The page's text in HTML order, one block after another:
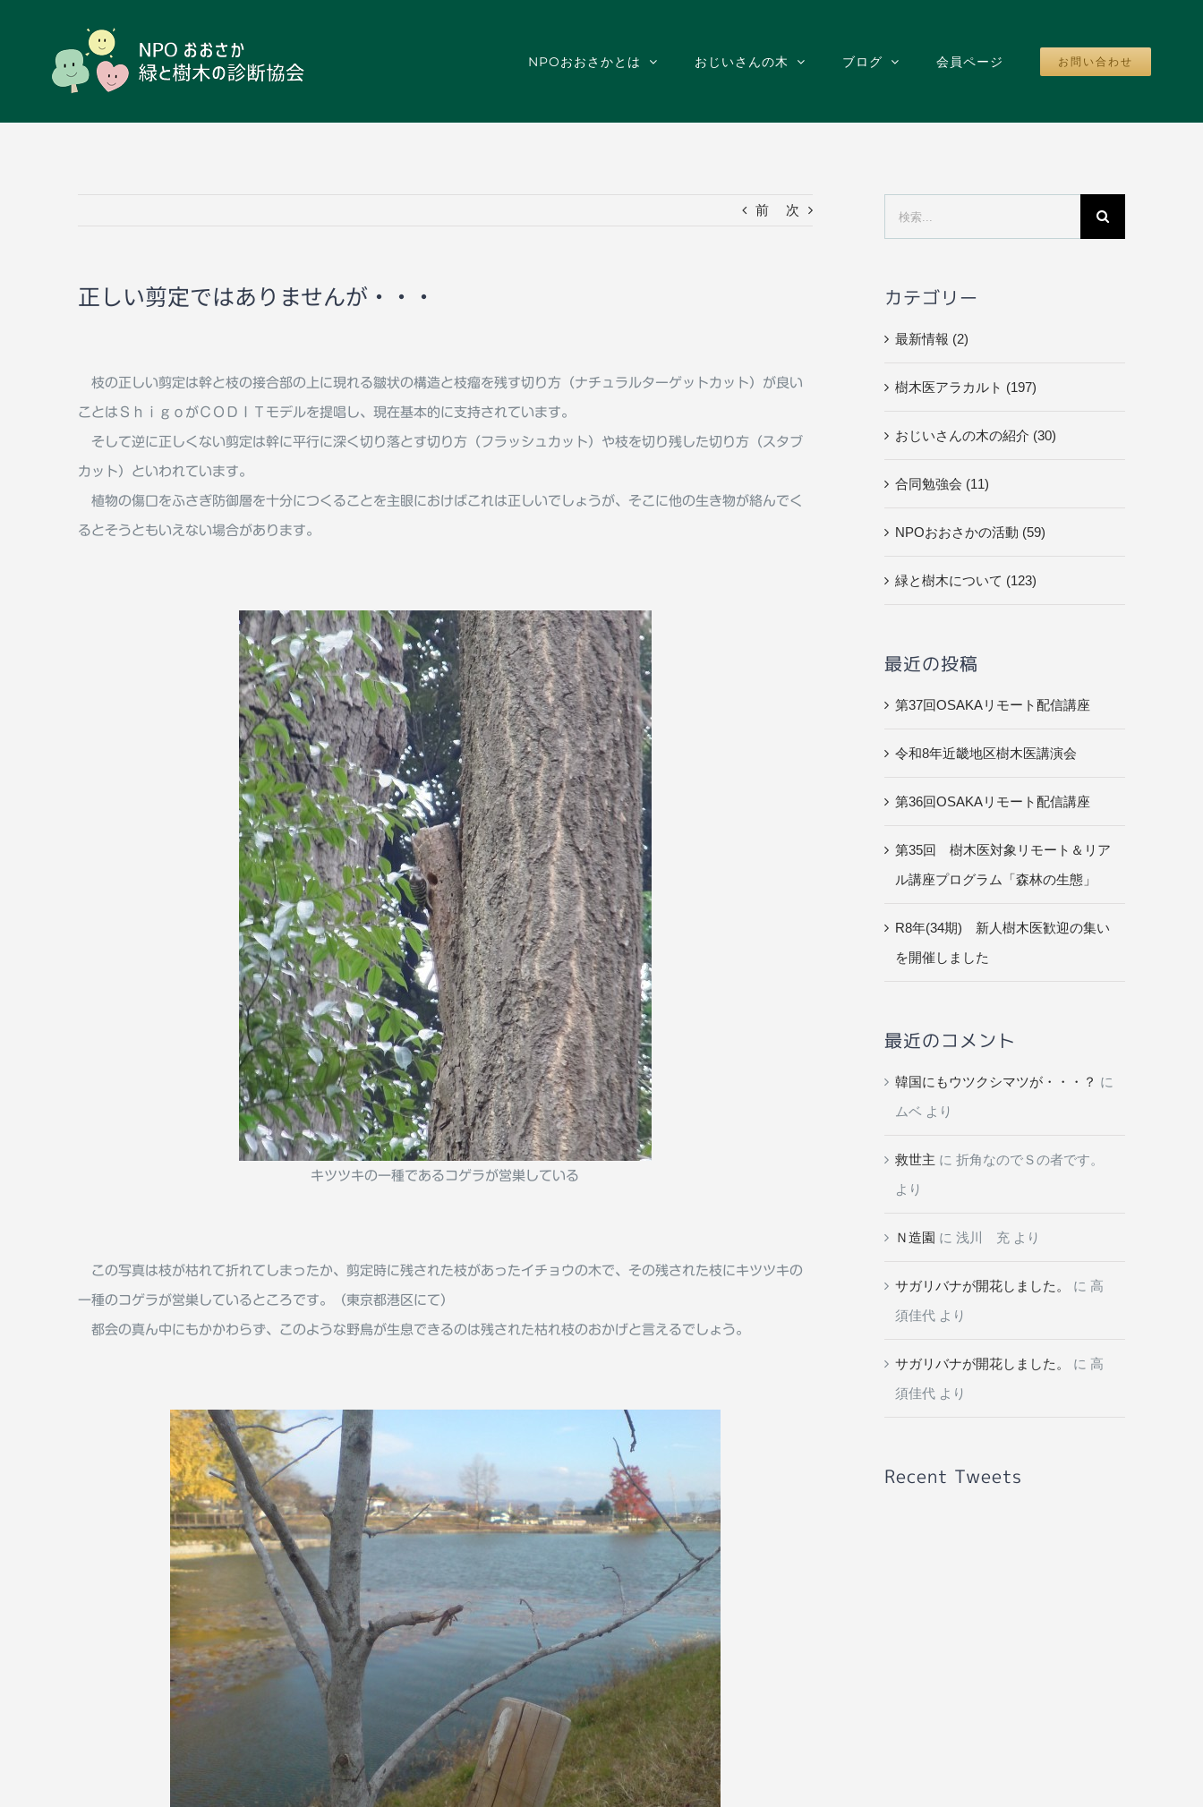
NPOおおさかとは おじいさんの木 ブログ 会員ページ お問い合わせ
前 次
正しい剪定ではありませんが・・・
枝の正しい剪定は幹と枝の接合部の上に現れる皺状の構造と枝瘤を残す切り方（ナチュラルターゲットカット）が良い
ことはＳｈｉｇｏがＣＯＤＩＴモデルを提唱し、現在基本的に支持されています。
そして逆に正しくない剪定は幹に平行に深く切り落とす切り方（フラッシュカット）や枝を切り残した切り方（スタブ
カット）といわれています。
植物の傷口をふさぎ防御層を十分につくることを主眼におけばこれは正しいでしょうが、そこに他の生き物が絡んでく
るとそうともいえない場合があります。
キツツキの一種であるコゲラが営巣している
この写真は枝が枯れて折れてしまったか、剪定時に残された枝があったイチョウの木で、その残された枝にキツツキの
一種のコゲラが営巣しているところです。（東京都港区にて）
都会の真ん中にもかかわらず、このような野鳥が生息できるのは残された枯れ枝のおかげと言えるでしょう。
索
カテゴリー
最新情報 (2)
樹木医アラカルト (197)
おじいさんの木の紹介 (30)
合同勉強会 (11)
NPOおおさかの活動 (59)
緑と樹木について (123)
最近の投稿
第37回OSAKAリモート配信講座
令和8年近畿地区樹木医講演会
第36回OSAKAリモート配信講座
第35回 樹木医対象リモート＆リア
ル講座プログラム「森林の生態」
R8年(34期) 新人樹木医歓迎の集い
を開催しました
最近のコメント
韓国にもウツクシマツが・・・？ に
ムベ より
救世主 に 折角なのでＳの者です。
より
Ｎ造園 に 浅川 充より
サガリバナが開花しました。 に 高
須佳代より
サガリバナが開花しました。 に 高
須佳代より
Recent Tweets